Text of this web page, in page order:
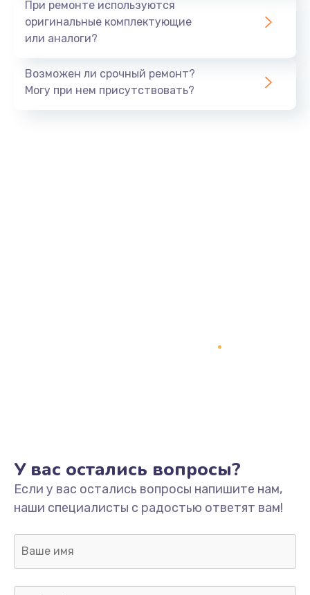
При ремонте используются
оригинальные комплектующие
или аналоги?
Возможен ли срочный ремонт?
Могу при нем присутствовать?
У вас остались вопросы?
Если у вас остались вопросы напишите нам,
наши специалисты с радостью ответят вам!